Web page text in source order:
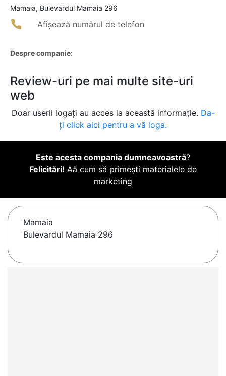
Mamaia, Bulevardul Mamaia 296
Afișează numărul de telefon
Despre companie:
Review-uri pe mai multe site-uri
web
Doar userii logați au acces la această informație. Da-
ți click aici pentru a vă loga.
Este acesta compania dumneavoastră?
Felicitări! Aă cum să primești materialele de
marketing
Mamaia
Bulevardul Mamaia 296